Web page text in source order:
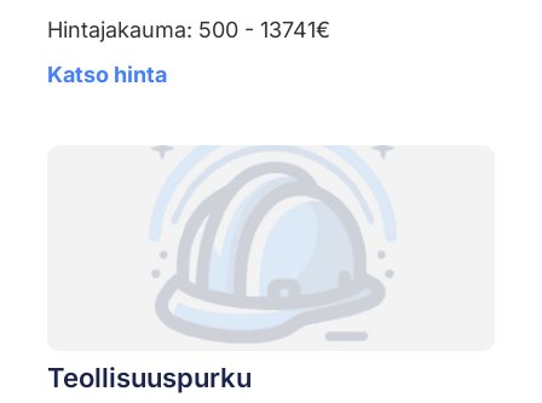
Hintajakauma: 500 - 13741€
Katso hinta
Teollisuuspurku